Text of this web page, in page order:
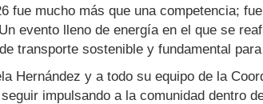
fue mucho más que una competencia;
evento lleno de energía en el que se
transporte sostenible y fundamental
Hernández y a todo su equipo de la
impulsando a la comunidad dentro